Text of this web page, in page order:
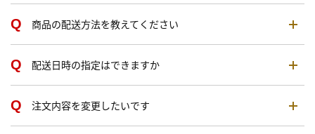
商品の配送方法を教えてください
配送日時の指定はできますか
注文内容を変更したいです